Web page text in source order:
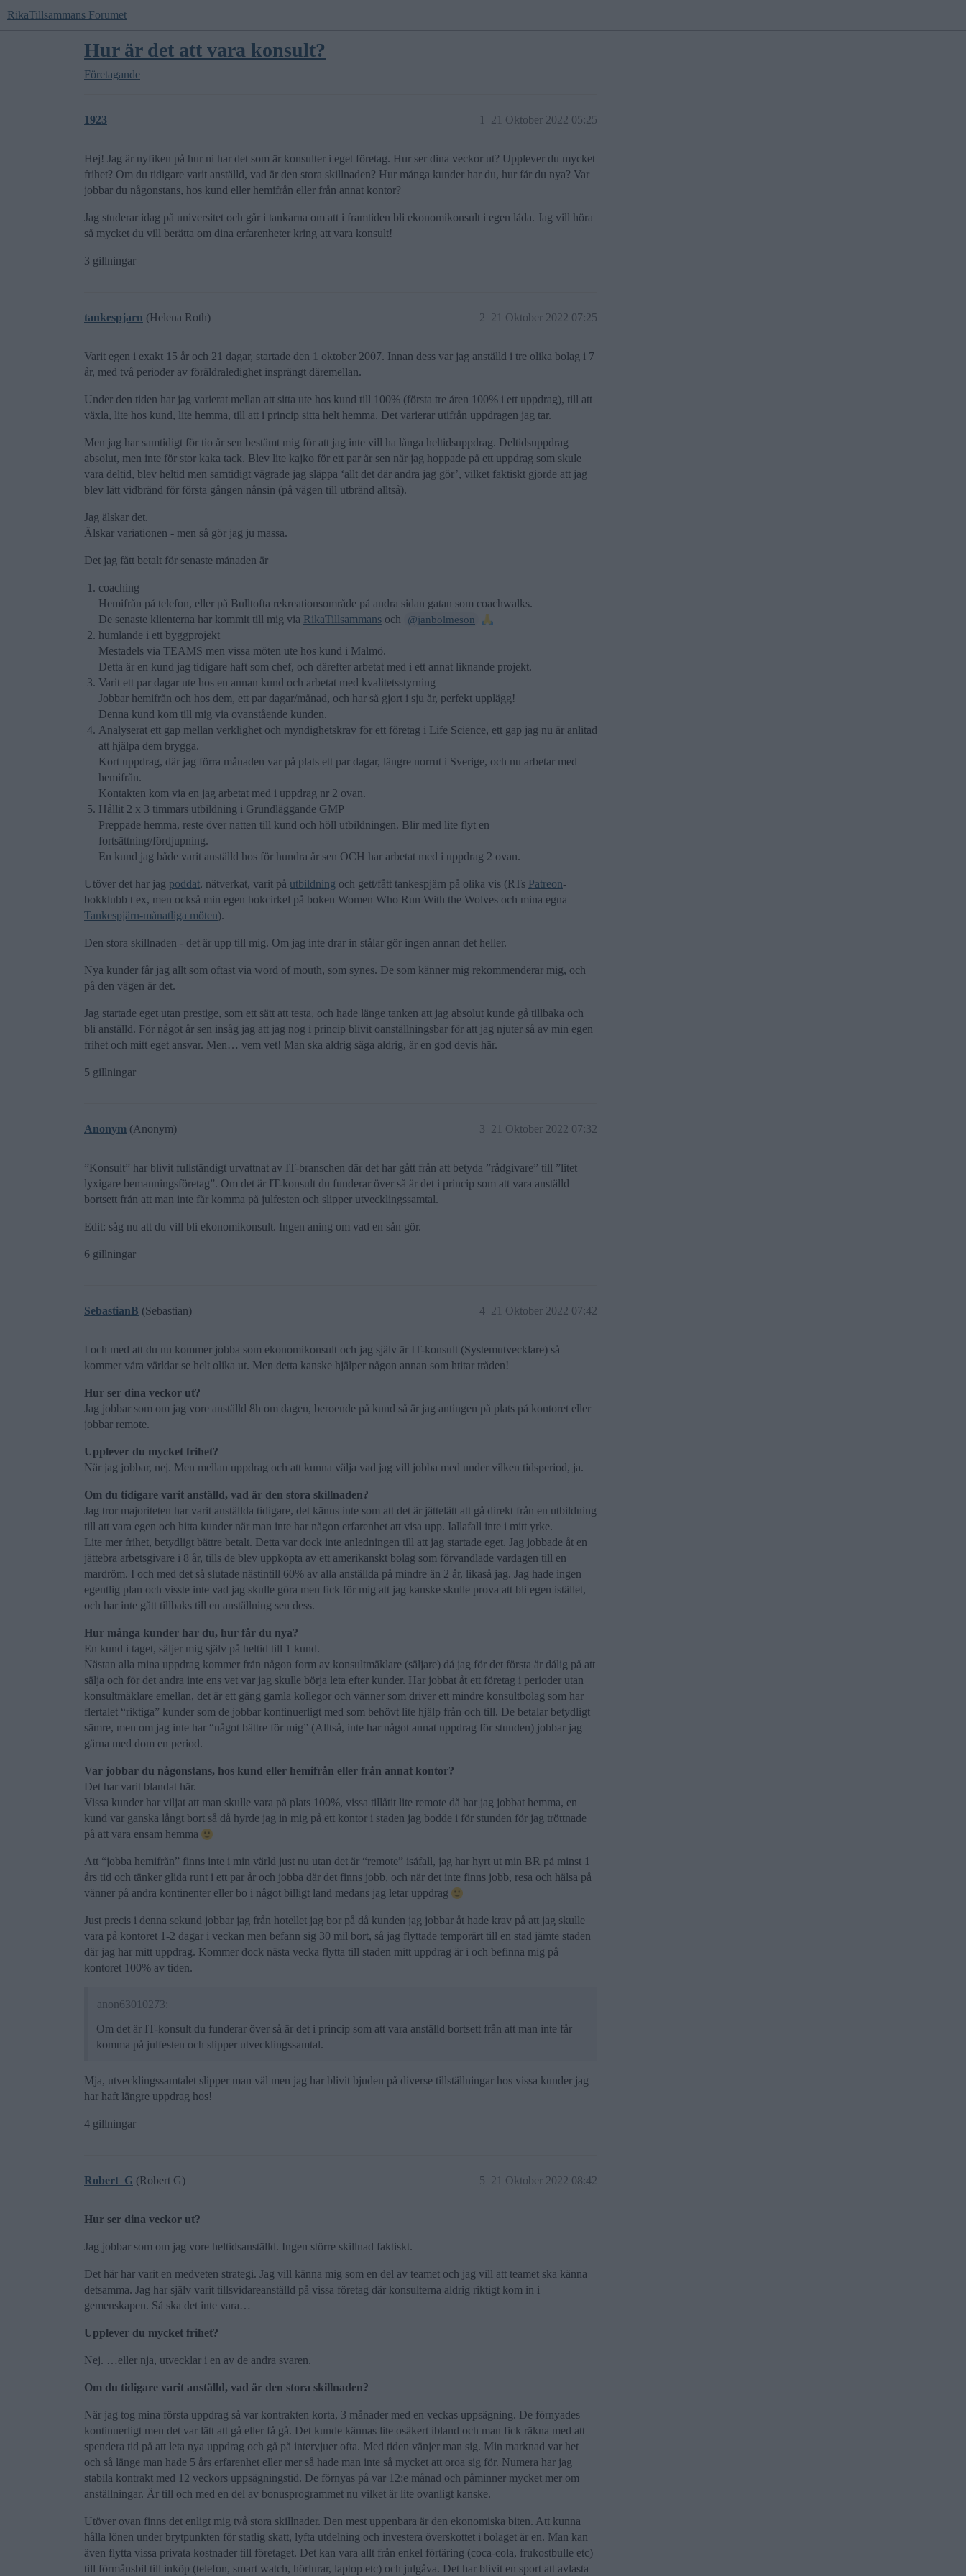
RikaTillsammans Forumet
Hur är det att vara konsult?
Företagande
1923 21 Oktober 2022 05:25
1
Hej! Jag är nyfiken på hur ni har det som är konsulter i eget företag. Hur ser dina veckor ut? Upplever du mycket
frihet? Om du tidigare varit anställd, vad är den stora skillnaden? Hur många kunder har du, hur får du nya? Var
jobbar du någonstans, hos kund eller hemifrån eller från annat kontor?
Jag studerar idag på universitet och går i tankarna om att i framtiden bli ekonomikonsult i egen låda. Jag vill höra
så mycket du vill berätta om dina erfarenheter kring att vara konsult!
3 gillningar
tankespjarn (Helena Roth) 21 Oktober 2022 07:25
2
Varit egen i exakt 15 år och 21 dagar, startade den 1 oktober 2007. Innan dess var jag anställd i tre olika bolag i 7
år, med två perioder av föräldraledighet insprängt däremellan.
Under den tiden har jag varierat mellan att sitta ute hos kund till 100% (första tre åren 100% i ett uppdrag), till att
växla, lite hos kund, lite hemma, till att i princip sitta helt hemma. Det varierar utifrån uppdragen jag tar.
Men jag har samtidigt för tio år sen bestämt mig för att jag inte vill ha långa heltidsuppdrag. Deltidsuppdrag
absolut, men inte för stor kaka tack. Blev lite kajko för ett par år sen när jag hoppade på ett uppdrag som skule
vara deltid, blev heltid men samtidigt vägrade jag släppa ‘allt det där andra jag gör’, vilket faktiskt gjorde att jag
blev lätt vidbränd för första gången nånsin (på vägen till utbränd alltså).
Jag älskar det.
Älskar variationen - men så gör jag ju massa.
Det jag fått betalt för senaste månaden är
coaching
Hemifrån på telefon, eller på Bulltofta rekreationsområde på andra sidan gatan som coachwalks.
De senaste klienterna har kommit till mig via RikaTillsammans och @janbolmeson
humlande i ett byggprojekt
Mestadels via TEAMS men vissa möten ute hos kund i Malmö.
Detta är en kund jag tidigare haft som chef, och därefter arbetat med i ett annat liknande projekt.
Varit ett par dagar ute hos en annan kund och arbetat med kvalitetsstyrning
Jobbar hemifrån och hos dem, ett par dagar/månad, och har så gjort i sju år, perfekt upplägg!
Denna kund kom till mig via ovanstående kunden.
Analyserat ett gap mellan verklighet och myndighetskrav för ett företag i Life Science, ett gap jag nu är anlitad
att hjälpa dem brygga.
Kort uppdrag, där jag förra månaden var på plats ett par dagar, längre norrut i Sverige, och nu arbetar med
hemifrån.
Kontakten kom via en jag arbetat med i uppdrag nr 2 ovan.
Hållit 2 x 3 timmars utbildning i Grundläggande GMP
Preppade hemma, reste över natten till kund och höll utbildningen. Blir med lite flyt en
fortsättning/fördjupning.
En kund jag både varit anställd hos för hundra år sen OCH har arbetat med i uppdrag 2 ovan.
Utöver det har jag poddat, nätverkat, varit på utbildning och gett/fått tankespjärn på olika vis (RTs Patreon-
bokklubb t ex, men också min egen bokcirkel på boken Women Who Run With the Wolves och mina egna
Tankespjärn-månatliga möten).
Den stora skillnaden - det är upp till mig. Om jag inte drar in stålar gör ingen annan det heller.
Nya kunder får jag allt som oftast via word of mouth, som synes. De som känner mig rekommenderar mig, och
på den vägen är det.
Jag startade eget utan prestige, som ett sätt att testa, och hade länge tanken att jag absolut kunde gå tillbaka och
bli anställd. För något år sen insåg jag att jag nog i princip blivit oanställningsbar för att jag njuter så av min egen
frihet och mitt eget ansvar. Men… vem vet! Man ska aldrig säga aldrig, är en god devis här.
5 gillningar
Anonym (Anonym) 21 Oktober 2022 07:32
3
”Konsult” har blivit fullständigt urvattnat av IT-branschen där det har gått från att betyda ”rådgivare” till ”litet
lyxigare bemanningsföretag”. Om det är IT-konsult du funderar över så är det i princip som att vara anställd
bortsett från att man inte får komma på julfesten och slipper utvecklingssamtal.
Edit: såg nu att du vill bli ekonomikonsult. Ingen aning om vad en sån gör.
6 gillningar
SebastianB (Sebastian) 21 Oktober 2022 07:42
4
I och med att du nu kommer jobba som ekonomikonsult och jag själv är IT-konsult (Systemutvecklare) så
kommer våra världar se helt olika ut. Men detta kanske hjälper någon annan som htitar tråden!
Hur ser dina veckor ut?
Jag jobbar som om jag vore anställd 8h om dagen, beroende på kund så är jag antingen på plats på kontoret eller
jobbar remote.
Upplever du mycket frihet?
När jag jobbar, nej. Men mellan uppdrag och att kunna välja vad jag vill jobba med under vilken tidsperiod, ja.
Om du tidigare varit anställd, vad är den stora skillnaden?
Jag tror majoriteten har varit anställda tidigare, det känns inte som att det är jättelätt att gå direkt från en utbildning
till att vara egen och hitta kunder när man inte har någon erfarenhet att visa upp. Iallafall inte i mitt yrke.
Lite mer frihet, betydligt bättre betalt. Detta var dock inte anledningen till att jag startade eget. Jag jobbade åt en
jättebra arbetsgivare i 8 år, tills de blev uppköpta av ett amerikanskt bolag som förvandlade vardagen till en
mardröm. I och med det så slutade nästintill 60% av alla anställda på mindre än 2 år, likaså jag. Jag hade ingen
egentlig plan och visste inte vad jag skulle göra men fick för mig att jag kanske skulle prova att bli egen istället,
och har inte gått tillbaks till en anställning sen dess.
Hur många kunder har du, hur får du nya?
En kund i taget, säljer mig själv på heltid till 1 kund.
Nästan alla mina uppdrag kommer från någon form av konsultmäklare (säljare) då jag för det första är dålig på att
sälja och för det andra inte ens vet var jag skulle börja leta efter kunder. Har jobbat åt ett företag i perioder utan
konsultmäklare emellan, det är ett gäng gamla kollegor och vänner som driver ett mindre konsultbolag som har
flertalet “riktiga” kunder som de jobbar kontinuerligt med som behövt lite hjälp från och till. De betalar betydligt
sämre, men om jag inte har “något bättre för mig” (Alltså, inte har något annat uppdrag för stunden) jobbar jag
gärna med dom en period.
Var jobbar du någonstans, hos kund eller hemifrån eller från annat kontor?
Det har varit blandat här.
Vissa kunder har viljat att man skulle vara på plats 100%, vissa tillåtit lite remote då har jag jobbat hemma, en
kund var ganska långt bort så då hyrde jag in mig på ett kontor i staden jag bodde i för stunden för jag tröttnade
på att vara ensam hemma
Att “jobba hemifrån” finns inte i min värld just nu utan det är “remote” isåfall, jag har hyrt ut min BR på minst 1
års tid och tänker glida runt i ett par år och jobba där det finns jobb, och när det inte finns jobb, resa och hälsa på
vänner på andra kontinenter eller bo i något billigt land medans jag letar uppdrag
Just precis i denna sekund jobbar jag från hotellet jag bor på då kunden jag jobbar åt hade krav på att jag skulle
vara på kontoret 1-2 dagar i veckan men befann sig 30 mil bort, så jag flyttade temporärt till en stad jämte staden
där jag har mitt uppdrag. Kommer dock nästa vecka flytta till staden mitt uppdrag är i och befinna mig på
kontoret 100% av tiden.
anon63010273:
Om det är IT-konsult du funderar över så är det i princip som att vara anställd bortsett från att man inte får
komma på julfesten och slipper utvecklingssamtal.
Mja, utvecklingssamtalet slipper man väl men jag har blivit bjuden på diverse tillställningar hos vissa kunder jag
har haft längre uppdrag hos!
4 gillningar
Robert_G (Robert G) 21 Oktober 2022 08:42
5
Hur ser dina veckor ut?
Jag jobbar som om jag vore heltidsanställd. Ingen större skillnad faktiskt.
Det här har varit en medveten strategi. Jag vill känna mig som en del av teamet och jag vill att teamet ska känna
detsamma. Jag har själv varit tillsvidareanställd på vissa företag där konsulterna aldrig riktigt kom in i
gemenskapen. Så ska det inte vara…
Upplever du mycket frihet?
Nej. …eller nja, utvecklar i en av de andra svaren.
Om du tidigare varit anställd, vad är den stora skillnaden?
När jag tog mina första uppdrag så var kontrakten korta, 3 månader med en veckas uppsägning. De förnyades
kontinuerligt men det var lätt att gå eller få gå. Det kunde kännas lite osäkert ibland och man fick räkna med att
spendera tid på att leta nya uppdrag och gå på intervjuer ofta. Med tiden vänjer man sig. Min marknad var het
och så länge man hade 5 års erfarenhet eller mer så hade man inte så mycket att oroa sig för. Numera har jag
stabila kontrakt med 12 veckors uppsägningstid. De förnyas på var 12:e månad och påminner mycket mer om
anställningar. Är till och med en del av bonusprogrammet nu vilket är lite ovanligt kanske.
Utöver ovan finns det enligt mig två stora skillnader. Den mest uppenbara är den ekonomiska biten. Att kunna
hålla lönen under brytpunkten för statlig skatt, lyfta utdelning och investera överskottet i bolaget är en. Man kan
även flytta vissa privata kostnader till företaget. Det kan vara allt från enkel förtäring (coca-cola, frukostbulle etc)
till förmånsbil till inköp (telefon, smart watch, hörlurar, laptop etc) och julgåva. Det har blivit en sport att avlasta